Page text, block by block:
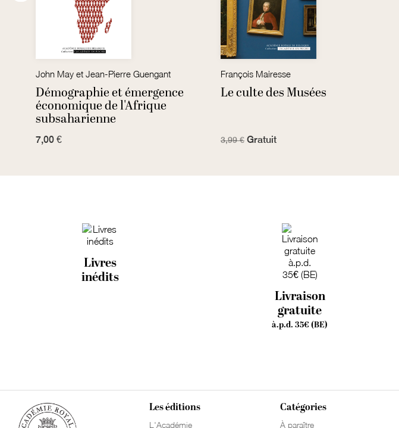
John May et Jean-Pierre Guengant
Démographie et émergence
économique de l'Afrique
subsaharienne
7,00 €
François Mairesse
Le culte des Musées
3,99 € Gratuit
Livres
inédits
Livraison
gratuite
à.p.d. 35€ (BE)
Les éditions
L'Académie
Catégories
À paraître